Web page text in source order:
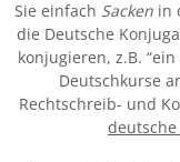
Sie einfach Sackenin
die Deutsche
konjugieren, z.B.
Deutschkurse
Rechtschreib- und